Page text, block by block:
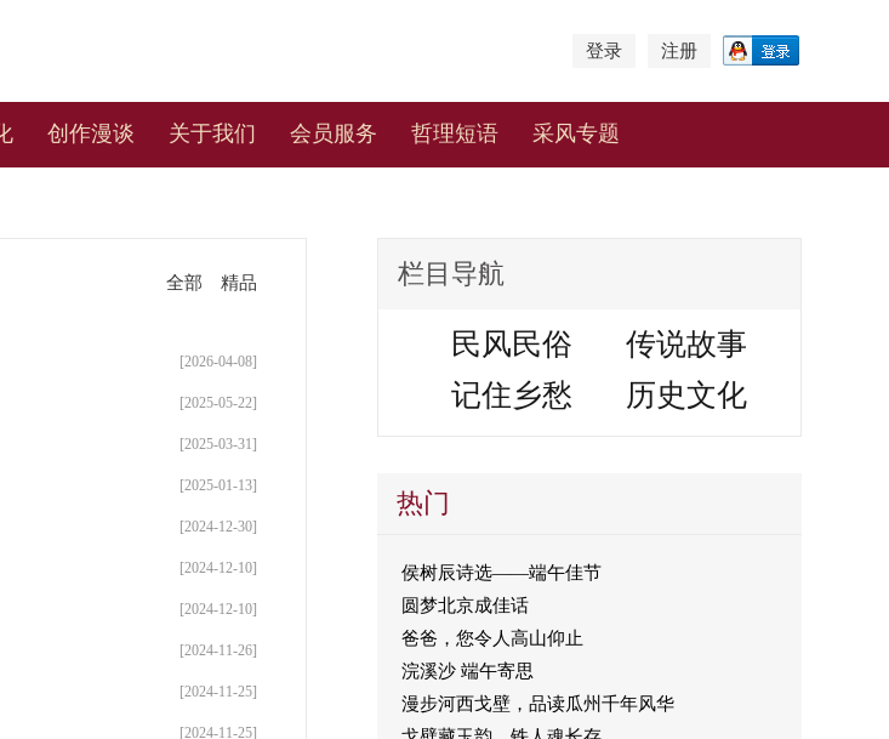
注册
登录
创作漫谈 关于我们 会员服务 哲理短语 采风专题
精品
全部
[2026-04-08]
[2025-05-22]
[2025-03-31]
[2025-01-13]
[2024-12-30]
[2024-12-10]
[2024-12-10]
[2024-11-26]
[2024-11-25]
[2024-11-25]
栏目导航
民风民俗
传说故事
记住乡愁
历史文化
热门
侯树辰诗选——端午佳节
圆梦北京成佳话
爸爸，您令人高山仰止
浣溪沙 端午寄思
漫步河西戈壁，品读瓜州千年风华